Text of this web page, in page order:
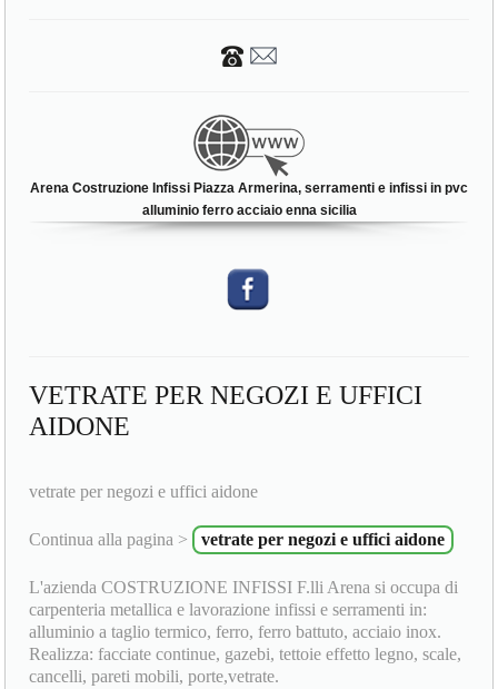
Arena Costruzione Infissi Piazza Armerina, serramenti e infissi in pvc
alluminio ferro acciaio enna sicilia
VETRATE PER NEGOZI E UFFICI
AIDONE
vetrate per negozi e uffici aidone
Continua alla pagina > vetrate per negozi e uffici aidone
L'azienda COSTRUZIONE INFISSI F.lli Arena si occupa di
carpenteria metallica e lavorazione infissi e serramenti in:
alluminio a taglio termico, ferro, ferro battuto, acciaio inox.
Realizza: facciate continue, gazebi, tettoie effetto legno, scale,
cancelli, pareti mobili, porte,vetrate.